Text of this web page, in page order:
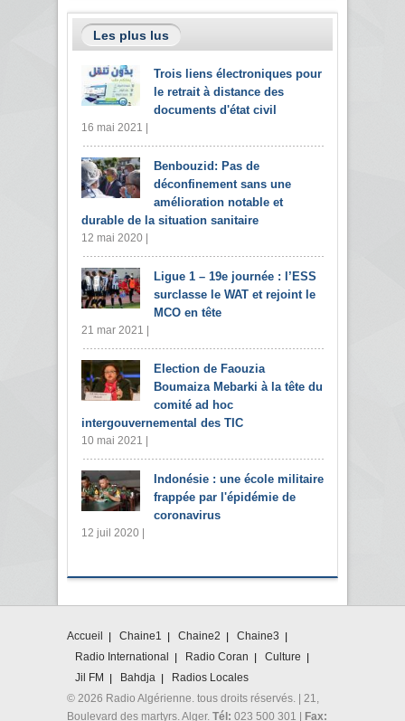
Les plus lus
Trois liens électroniques pour
le retrait à distance des
documents d'état civil
16 mai 2021 |
Benbouzid: Pas de
déconfinement sans une
amélioration notable et
durable de la situation sanitaire
12 mai 2020 |
Ligue 1 – 19e journée : l’ESS
surclasse le WAT et rejoint le
MCO en tête
21 mar 2021 |
Election de Faouzia
Boumaiza Mebarki à la tête du
comité ad hoc
intergouvernemental des TIC
10 mai 2021 |
Indonésie : une école militaire
frappée par l'épidémie de
coronavirus
12 juil 2020 |
Accueil Chaine1 Chaine2
Chaine3
Radio International
Radio Coran
Culture
Jil FM
Bahdja
Radios Locales
© 2026 Radio Algérienne. tous droits réservés. | 21,
Boulevard des martyrs. Alger. Tél: 023 500 301 | Fax: